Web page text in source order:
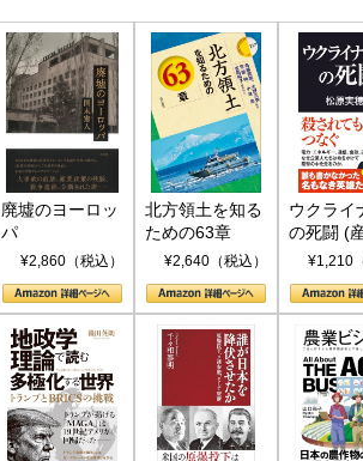
廃墟のヨーロッ
パ
¥2,860（税込）
北方領土を知る
ための63章
¥2,640（税込）
ウクライ
の死闘 (
レクト S
¥1,210